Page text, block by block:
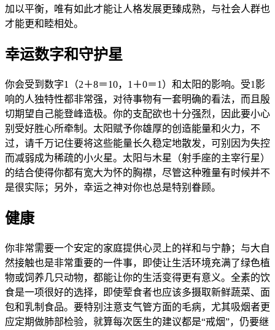
加以平衡，唯有如此才能让人格发展更臻成熟，与社会人群也
才能更和睦相处。
幸运数字和守护星
你会受到数字1（2＋8＝10，1＋0＝1）和太阳的影响。受1影
响的人独特性都非常强，对待事物有一套明确的看法，而且殷
切期望自己能登峰造极。你的支配欲也十分强烈，因此要小心
别受好胜心所牵制。太阳赋予你雄厚的创造能量和火力，不
过，请千万记住要将这些能量长久稳定地散发，可别因为失控
而减弱成为稀疏的小火星。太阳与木星（射手座的主宰行星）
的结合使得你都有宽大为怀的胸襟，尽管这种雅量有时候并不
是很实际；另外，幸运之神对你也总是特别眷顾。
健康
你非常需要一个安定的家庭提供心灵上的祥和与宁静；与大自
然接触也是非常重要的一件事，即使让生活环境充满了绿色植
物或饲养几只动物，都能让你的生活变得更有意义。全素的饮
食是一项很好的选择，即使荤食者也应该多摄取新鲜蔬菜、面
包和乳制食品。要特别注意支气管方面的毛病，尤其吸烟者更
应定期做肺部检验，就算每次医生的建议都是“戒烟”，仍要继